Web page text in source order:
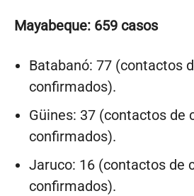
Mayabeque: 659 casos
Batabanó: 77 (contactos
confirmados).
Güines: 37 (contactos de
confirmados).
Jaruco: 16 (contactos de
confirmados).